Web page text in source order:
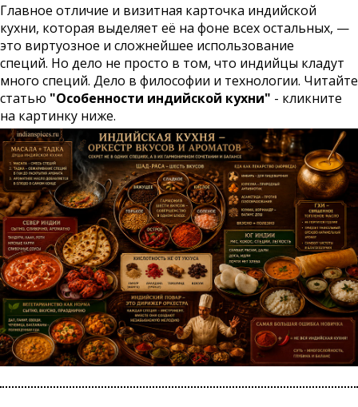
Главное отличие и визитная карточка индийской
кухни, которая выделяет её на фоне всех остальных, —
это виртуозное и сложнейшее использование
специй. Но дело не просто в том, что индийцы кладут
много специй. Дело в философии и технологии. Читайте
статью "Особенности индийской кухни" - кликните
на картинку ниже.